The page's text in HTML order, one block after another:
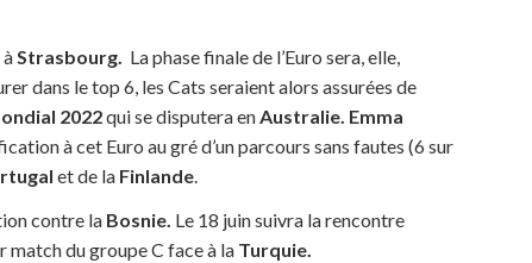
à Strasbourg. La phase finale de l’Euro sera, elle,
dans le top 6, les Cats seraient alors assurées de
2022qui se disputera en Australie. Emma
à cet Euro au gré d’un parcours sans fautes (6 sur
et de la Finlande
contre la Bosnie. Le 18 juin suivra la rencontre
match du groupe C face à la Turquie.